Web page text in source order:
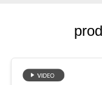
CITA